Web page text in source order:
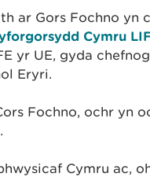
ar Gors Fochno yn
Cymru
yr UE, gyda
Eryri.
Fochno, ochr yn
Cymru ac,